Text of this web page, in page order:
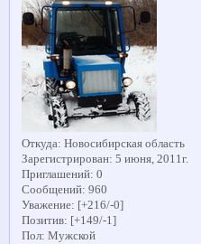
Откуда: Новосибирская область
Зарегистрирован: 5 июня, 2011г.
Приглашений: 0
Сообщений: 960
Уважение: [+216/-0]
Позитив: [+149/-1]
Пол: Мужской